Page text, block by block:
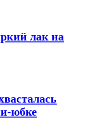
лак на
юбке